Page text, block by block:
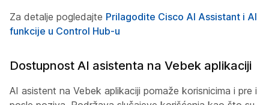
Za detalje pogledajte Prilagodite Cisco AI Assistant i AI
funkcije u Control Hub-u
Dostupnost AI asistenta na Vebek aplikaciji
AI asistent na Vebek aplikaciji pomaže korisnicima i pre i